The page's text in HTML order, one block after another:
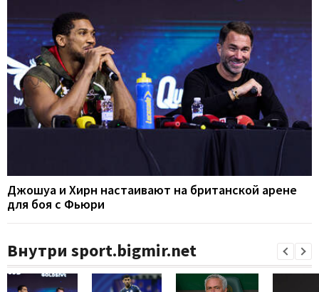
Джошуа и Хирн настаивают на британской арене
для боя с Фьюри
Внутри sport.bigmir.net